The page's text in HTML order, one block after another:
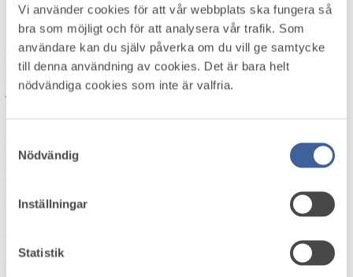
Vi använder cookies för att vår webbplats ska fungera så
bra som möjligt och för att analysera vår trafik. Som
användare kan du själv påverka om du vill ge samtycke
till denna användning av cookies. Det är bara helt
nödvändiga cookies som inte är valfria.
Nödvändig
Inställningar
Statistik
Källa: Suntarbetsliv
Återhämtning är det som krävs för att vi ska återfå balans både
kroppsligt och mentalt. Såväl vila som aktivitet kan vara
återhämtning. Passa på att ta en paus och prata om återhämtning på
jobbet och läs Suntarbetslivs återhämtningsguide – för en bättre
Höststart i arbetsmiljö­arbetet – skapa struktur,
Var med och forma framtidens arbetsmiljöstandard